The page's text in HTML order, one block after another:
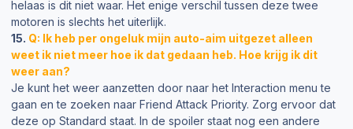
helaas is dit niet waar. Het enige verschil tussen deze twee
motoren is slechts het uiterlijk.
15. Q: Ik heb per ongeluk mijn auto-aim uitgezet alleen
weet ik niet meer hoe ik dat gedaan heb. Hoe krijg ik dit
weer aan?
Je kunt het weer aanzetten door naar het Interaction menu te
gaan en te zoeken naar Friend Attack Priority. Zorg ervoor dat
deze op Standard staat. In de spoiler staat nog een andere